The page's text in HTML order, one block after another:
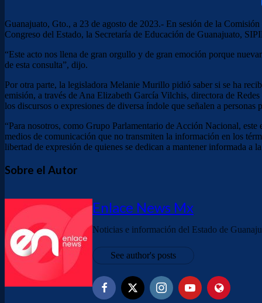
Guanajuato, Gto., a 23 de agosto de 2023.- En sesión de la
Congreso del Estado, la Secretaría de Educación de Guanajuato,
“Este acto nos llena de gran orgullo y de gran emoción porque
de esta consulta”, dijo.
Por otra parte, la legisladora Melanie Murillo pidió saber si se ha
emisión, a través de Ana Elizabeth García Vilchis, directora de
los discursos o expresiones de diversa índole que señalen a
“Para nosotros, como Grupo Parlamentario de Acción Nacional,
medios de comunicación que no transmiten la información en los
libertad de expresión de quienes se dedican a mantener informada a
Sobre el Autor
Enlace News Mx
Noticias e información del Estado de
See author's posts